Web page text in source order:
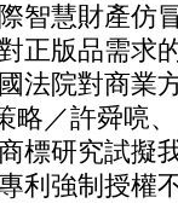
智慧財產仿
正版品需求
法院對商業
略／許舜喨
標研究試擬
利強制授權